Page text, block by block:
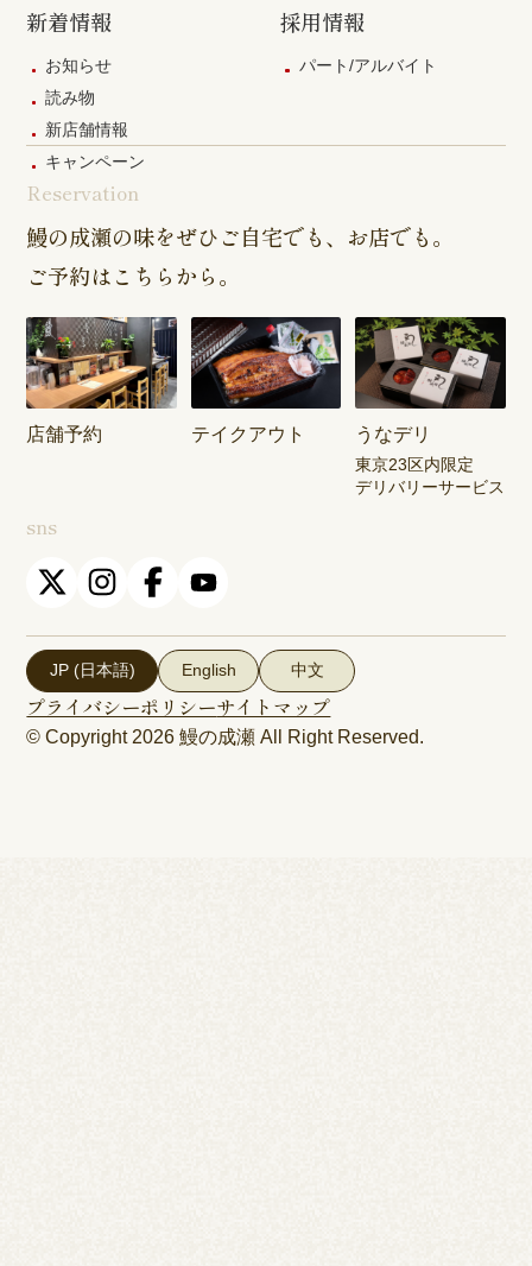
新着情報
お知らせ
読み物
新店舗情報
キャンペーン
採用情報
パート/アルバイト
Reservation
鰻の成瀬の味をぜひご自宅でも、お店でも。
ご予約はこちらから。
店舗予約 テイクアウト うなデリ
東京23区内限定
デリバリーサービス
sns
JP (日本語) English 中文
プライバシーポリシーサイトマップ
© Copyright 2026鰻の成瀬 All Right Reserved.